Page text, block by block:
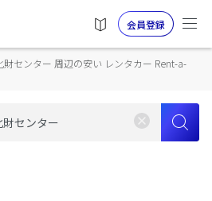
会員登録
センター 周辺の安い レンタカー Rent-a-